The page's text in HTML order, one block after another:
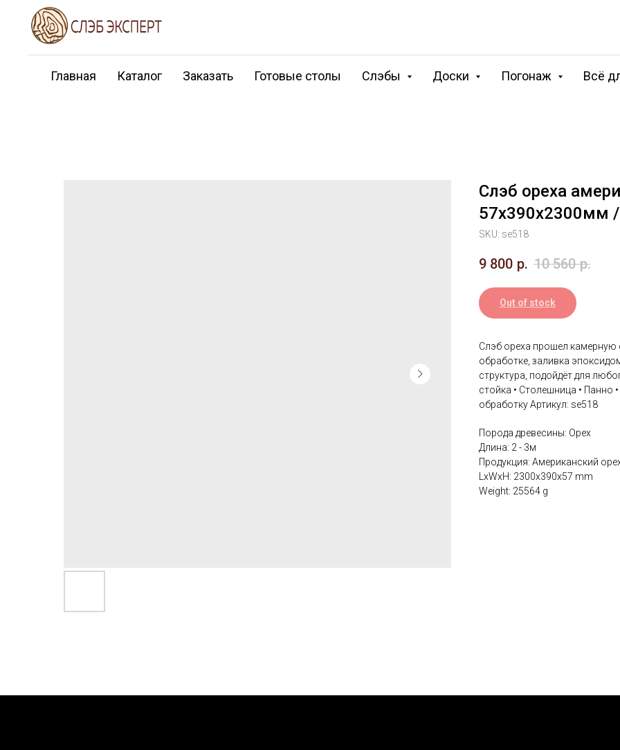
Главная Каталог Заказать Готовые столы Слэбы Доски Погонаж Всё
Слэб ореха
57х390х2300мм
SKU: se518
9 800 р. 10 560 р.
Out of stock
Слэб ореха прошел камерную
обработке, заливка
структура, подойдёт для
стойка • Столешница •
обработку Артикул: se518
Порода древесины: Орех
Длина: 2 - 3м
Продукция: Американский
LxWxH: 2300x390x57 mm
Weight: 25564 g